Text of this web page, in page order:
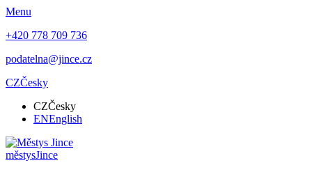
Menu
+420 778 709 736
podatelna@jince.cz
CZČesky
CZČesky
ENEnglish
městysJince